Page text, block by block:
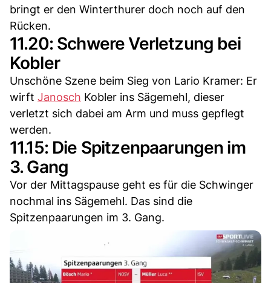
bringt er den Winterthurer doch noch auf den
Rücken.
11.20: Schwere Verletzung bei
Kobler
Unschöne Szene beim Sieg von Lario Kramer: Er
wirft Janosch Kobler ins Sägemehl, dieser
verletzt sich dabei am Arm und muss gepflegt
werden.
11.15: Die Spitzenpaarungen im
3. Gang
Vor der Mittagspause geht es für die Schwinger
nochmal ins Sägemehl. Das sind die
Spitzenpaarungen im 3. Gang.